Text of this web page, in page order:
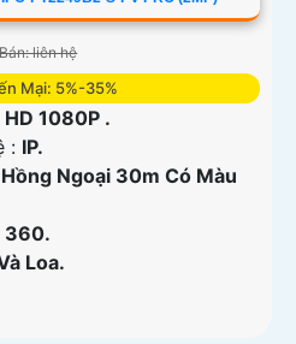
liên hệ
Mại: 5%-35%
HD 1080P .
: IP.
Hồng Ngoại 30m Có Màu
360.
Loa.